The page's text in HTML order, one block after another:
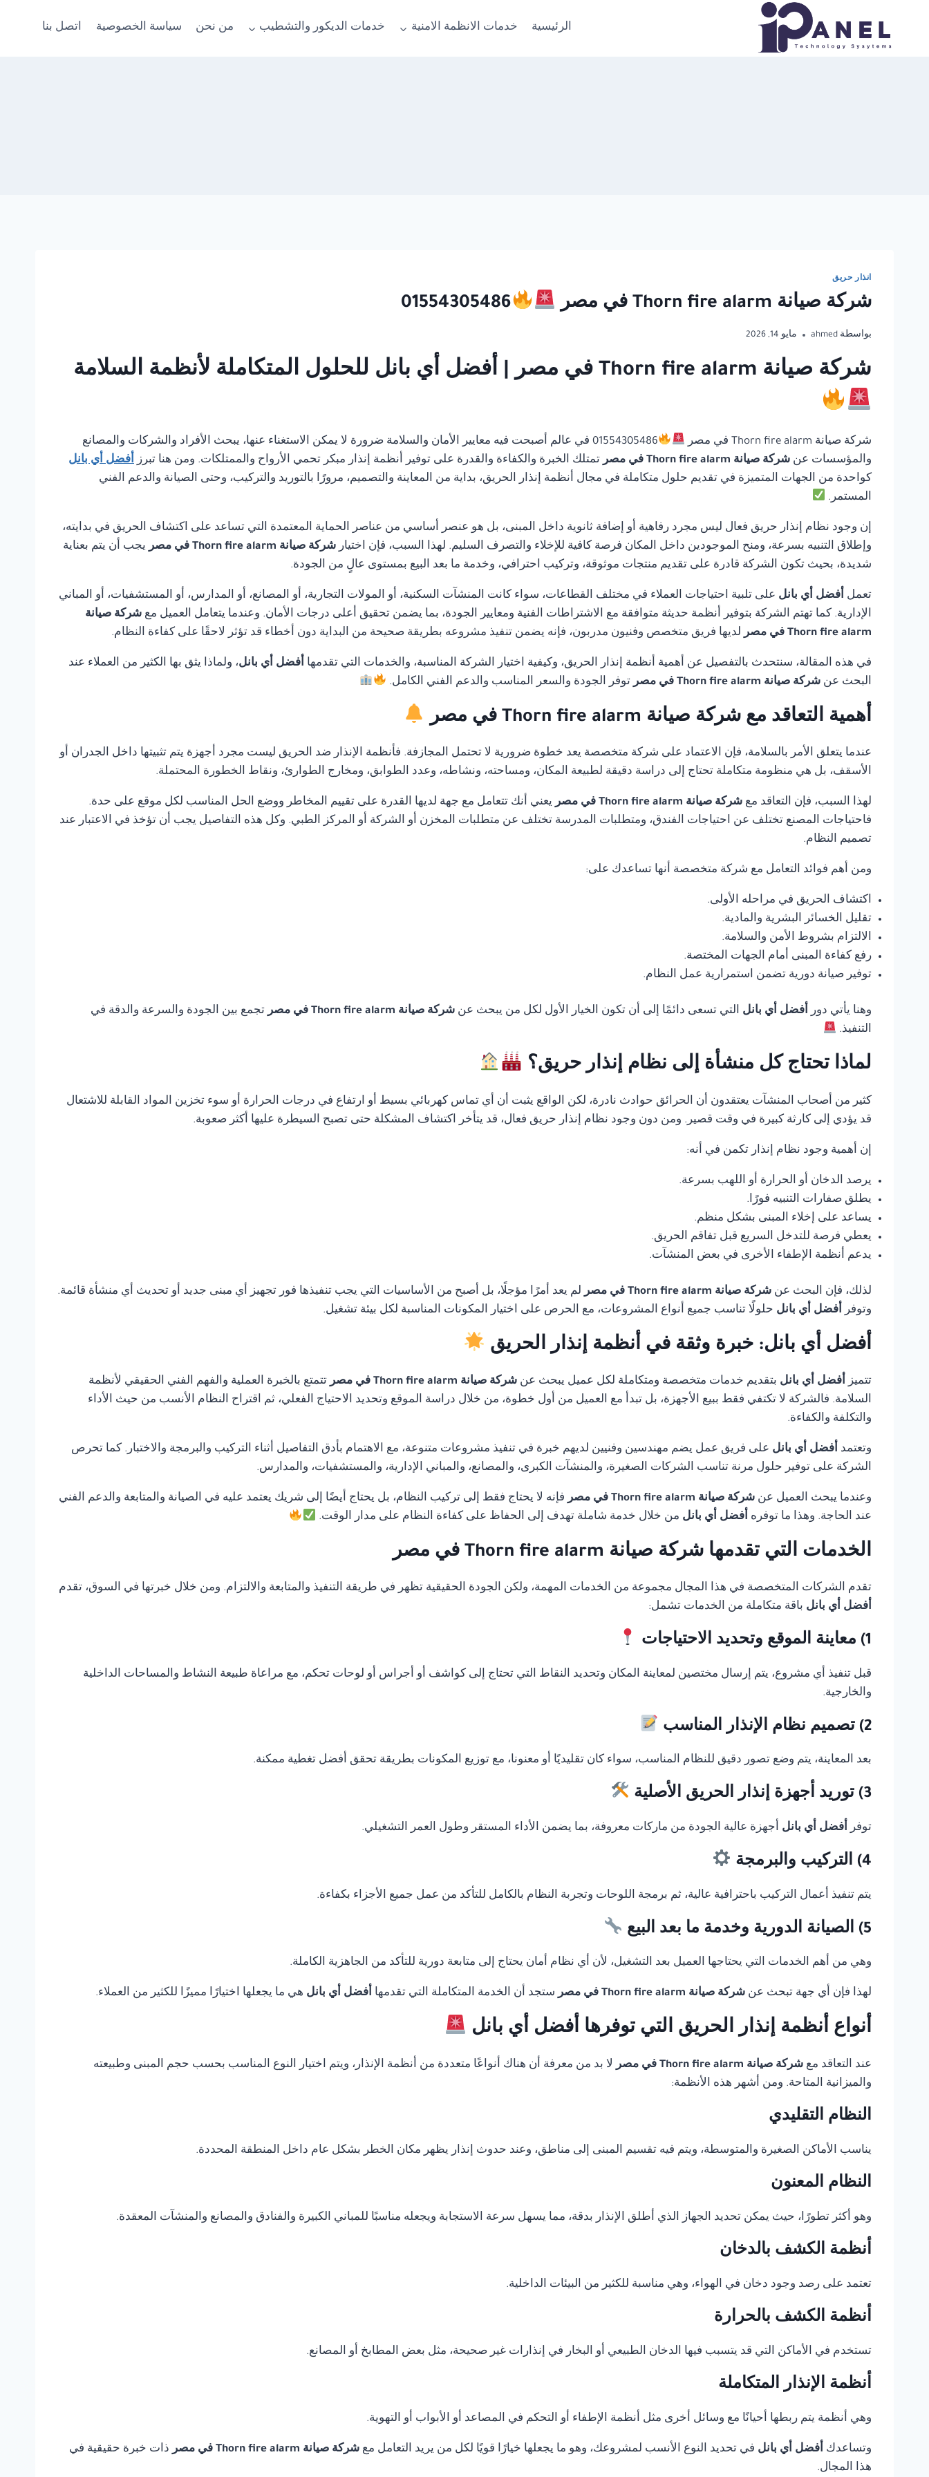
المحتوى
الرئيسية خدمات الانظمة الامنية خدمات الديكور والتشطيب من نحن سياسة الخصوصية اتصل بنا
انذار حريق
شركة صيانة Thorn fire alarm في مصر 01554305486
بواسطة ahmed مايو 14, 2026
شركة صيانة Thorn fire alarm في مصر | أفضل أي بانل للحلول المتكاملة لأنظمة السلامة
شركة صيانة Thorn fire alarm في مصر
01554305486 في عالم أصبحت فيه معايير الأمان والسلامة ضرورة لا يمكن الاستغناء عنها، يبحث الأفراد والشركات والمصانع
والمؤسسات عن شركة صيانة Thorn fire alarm في مصر تمتلك الخبرة والكفاءة والقدرة على توفير أنظمة إنذار مبكر تحمي الأرواح والممتلكات. ومن هنا تبرز أفضل أي بانل
كواحدة من الجهات المتميزة في تقديم حلول متكاملة في مجال أنظمة إنذار الحريق، بداية من المعاينة والتصميم، مرورًا بالتوريد والتركيب، وحتى الصيانة والدعم الفني
المستمر.
إن وجود نظام إنذار حريق فعال ليس مجرد رفاهية أو إضافة ثانوية داخل المبنى، بل هو عنصر أساسي من عناصر الحماية المعتمدة التي تساعد على اكتشاف الحريق في بدايته،
وإطلاق التنبيه بسرعة، ومنح الموجودين داخل المكان فرصة كافية للإخلاء والتصرف السليم. لهذا السبب، فإن اختيار شركة صيانة Thorn fire alarm في مصر
يجب أن يتم بعناية
شديدة، بحيث تكون الشركة قادرة على تقديم منتجات موثوقة، وتركيب احترافي، وخدمة ما بعد البيع بمستوى عالٍ من الجودة.
تعمل أفضل أي بانل على تلبية احتياجات العملاء في مختلف القطاعات، سواء كانت المنشآت السكنية، أو المولات التجارية، أو المصانع، أو المدارس، أو المستشفيات، أو المباني
الإدارية. كما تهتم الشركة بتوفير أنظمة حديثة متوافقة مع الاشتراطات الفنية ومعايير الجودة، بما يضمن تحقيق أعلى درجات الأمان. وعندما يتعامل العميل مع شركة صيانة
Thorn fire alarm في مصر
لديها فريق متخصص وفنيون مدربون، فإنه يضمن تنفيذ مشروعه بطريقة صحيحة من البداية دون أخطاء قد تؤثر لاحقًا على كفاءة النظام.
في هذه المقالة، سنتحدث بالتفصيل عن أهمية أنظمة إنذار الحريق، وكيفية اختيار الشركة المناسبة، والخدمات التي تقدمها أفضل أي بانل، ولماذا يثق بها الكثير من العملاء عند
البحث عن شركة صيانة Thorn fire alarm في مصر توفر الجودة والسعر المناسب والدعم الفني الكامل.
أهمية التعاقد مع شركة صيانة Thorn fire alarm في مصر
عندما يتعلق الأمر بالسلامة، فإن الاعتماد على شركة متخصصة يعد خطوة ضرورية لا تحتمل المجازفة. فأنظمة الإنذار ضد الحريق ليست مجرد أجهزة يتم تثبيتها داخل الجدران أو
الأسقف، بل هي منظومة متكاملة تحتاج إلى دراسة دقيقة لطبيعة المكان، ومساحته، ونشاطه، وعدد الطوابق، ومخارج الطوارئ، ونقاط الخطورة المحتملة.
لهذا السبب، فإن التعاقد مع شركة صيانة Thorn fire alarm في مصر
يعني أنك تتعامل مع جهة لديها القدرة على تقييم المخاطر ووضع الحل المناسب لكل موقع على حدة.
فاحتياجات المصنع تختلف عن احتياجات الفندق، ومتطلبات المدرسة تختلف عن متطلبات المخزن أو الشركة أو المركز الطبي. وكل هذه التفاصيل يجب أن تؤخذ في الاعتبار عند
تصميم النظام.
ومن أهم فوائد التعامل مع شركة متخصصة أنها تساعدك على:
اكتشاف الحريق في مراحله الأولى.
تقليل الخسائر البشرية والمادية.
الالتزام بشروط الأمن والسلامة.
رفع كفاءة المبنى أمام الجهات المختصة.
توفير صيانة دورية تضمن استمرارية عمل النظام.
وهنا يأتي دور أفضل أي بانل التي تسعى دائمًا إلى أن تكون الخيار الأول لكل من يبحث عن شركة صيانة Thorn fire alarm في مصر
تجمع بين الجودة والسرعة والدقة في
التنفيذ.
لماذا تحتاج كل منشأة إلى نظام إنذار حريق؟
كثير من أصحاب المنشآت يعتقدون أن الحرائق حوادث نادرة، لكن الواقع يثبت أن أي تماس كهربائي بسيط أو ارتفاع في درجات الحرارة أو سوء تخزين المواد القابلة للاشتعال
قد يؤدي إلى كارثة كبيرة في وقت قصير. ومن دون وجود نظام إنذار حريق فعال، قد يتأخر اكتشاف المشكلة حتى تصبح السيطرة عليها أكثر صعوبة.
إن أهمية وجود نظام إنذار تكمن في أنه:
يرصد الدخان أو الحرارة أو اللهب بسرعة.
يطلق صفارات التنبيه فورًا.
يساعد على إخلاء المبنى بشكل منظم.
يعطي فرصة للتدخل السريع قبل تفاقم الحريق.
يدعم أنظمة الإطفاء الأخرى في بعض المنشآت.
لذلك، فإن البحث عن شركة صيانة Thorn fire alarm في مصر
لم يعد أمرًا مؤجلًا، بل أصبح من الأساسيات التي يجب تنفيذها فور تجهيز أي مبنى جديد أو تحديث أي منشأة قائمة.
وتوفر أفضل أي بانل حلولًا تناسب جميع أنواع المشروعات، مع الحرص على اختيار المكونات المناسبة لكل بيئة تشغيل.
أفضل أي بانل: خبرة وثقة في أنظمة إنذار الحريق
تتميز أفضل أي بانل بتقديم خدمات متخصصة ومتكاملة لكل عميل يبحث عن شركة صيانة Thorn fire alarm في مصر
تتمتع بالخبرة العملية والفهم الفني الحقيقي لأنظمة
السلامة. فالشركة لا تكتفي فقط ببيع الأجهزة، بل تبدأ مع العميل من أول خطوة، من خلال دراسة الموقع وتحديد الاحتياج الفعلي، ثم اقتراح النظام الأنسب من حيث الأداء
والتكلفة والكفاءة.
وتعتمد أفضل أي بانل على فريق عمل يضم مهندسين وفنيين لديهم خبرة في تنفيذ مشروعات متنوعة، مع الاهتمام بأدق التفاصيل أثناء التركيب والبرمجة والاختبار. كما تحرص
الشركة على توفير حلول مرنة تناسب الشركات الصغيرة، والمنشآت الكبرى، والمصانع، والمباني الإدارية، والمستشفيات، والمدارس.
وعندما يبحث العميل عن شركة صيانة Thorn fire alarm في مصر
فإنه لا يحتاج فقط إلى تركيب النظام، بل يحتاج أيضًا إلى شريك يعتمد عليه في الصيانة والمتابعة والدعم الفني
عند الحاجة. وهذا ما توفره أفضل أي بانل من خلال خدمة شاملة تهدف إلى الحفاظ على كفاءة النظام على مدار الوقت.
الخدمات التي تقدمها شركة صيانة Thorn fire alarm في مصر
تقدم الشركات المتخصصة في هذا المجال مجموعة من الخدمات المهمة، ولكن الجودة الحقيقية تظهر في طريقة التنفيذ والمتابعة والالتزام. ومن خلال خبرتها في السوق، تقدم
أفضل أي بانل باقة متكاملة من الخدمات تشمل:
1) معاينة الموقع وتحديد الاحتياجات
قبل تنفيذ أي مشروع، يتم إرسال مختصين لمعاينة المكان وتحديد النقاط التي تحتاج إلى كواشف أو أجراس أو لوحات تحكم، مع مراعاة طبيعة النشاط والمساحات الداخلية
والخارجية.
2) تصميم نظام الإنذار المناسب
بعد المعاينة، يتم وضع تصور دقيق للنظام المناسب، سواء كان تقليديًا أو معنونا، مع توزيع المكونات بطريقة تحقق أفضل تغطية ممكنة.
3) توريد أجهزة إنذار الحريق الأصلية
توفر أفضل أي بانل أجهزة عالية الجودة من ماركات معروفة، بما يضمن الأداء المستقر وطول العمر التشغيلي.
4) التركيب والبرمجة
يتم تنفيذ أعمال التركيب باحترافية عالية، ثم برمجة اللوحات وتجربة النظام بالكامل للتأكد من عمل جميع الأجزاء بكفاءة.
5) الصيانة الدورية وخدمة ما بعد البيع
وهي من أهم الخدمات التي يحتاجها العميل بعد التشغيل، لأن أي نظام أمان يحتاج إلى متابعة دورية للتأكد من الجاهزية الكاملة.
لهذا فإن أي جهة تبحث عن شركة صيانة Thorn fire alarm في مصر ستجد أن الخدمة المتكاملة التي تقدمها أفضل أي بانل هي ما يجعلها اختيارًا مميزًا للكثير من العملاء.
أنواع أنظمة إنذار الحريق التي توفرها أفضل أي بانل
عند التعاقد مع شركة صيانة Thorn fire alarm في مصر
لا بد من معرفة أن هناك أنواعًا متعددة من أنظمة الإنذار، ويتم اختيار النوع المناسب بحسب حجم المبنى وطبيعته
والميزانية المتاحة. ومن أشهر هذه الأنظمة:
النظام التقليدي
يناسب الأماكن الصغيرة والمتوسطة، ويتم فيه تقسيم المبنى إلى مناطق، وعند حدوث إنذار يظهر مكان الخطر بشكل عام داخل المنطقة المحددة.
النظام المعنون
وهو أكثر تطورًا، حيث يمكن تحديد الجهاز الذي أطلق الإنذار بدقة، مما يسهل سرعة الاستجابة ويجعله مناسبًا للمباني الكبيرة والفنادق والمصانع والمنشآت المعقدة.
أنظمة الكشف بالدخان
تعتمد على رصد وجود دخان في الهواء، وهي مناسبة للكثير من البيئات الداخلية.
أنظمة الكشف بالحرارة
تستخدم في الأماكن التي قد يتسبب فيها الدخان الطبيعي أو البخار في إنذارات غير صحيحة، مثل بعض المطابخ أو المصانع.
أنظمة الإنذار المتكاملة
وهي أنظمة يتم ربطها أحيانًا مع وسائل أخرى مثل أنظمة الإطفاء أو التحكم في المصاعد أو الأبواب أو التهوية.
وتساعدك أفضل أي بانل في تحديد النوع الأنسب لمشروعك، وهو ما يجعلها خيارًا قويًا لكل من يريد التعامل مع شركة صيانة Thorn fire alarm في مصر
ذات خبرة حقيقية في
هذا المجال.